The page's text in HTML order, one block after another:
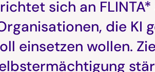
sich an FLINTA*
die KI
einsetzen wollen.